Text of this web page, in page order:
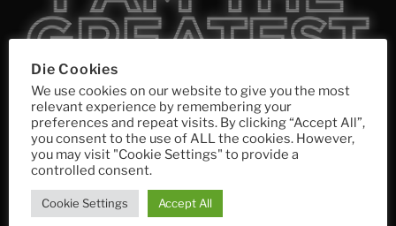
Unter der Regie von Nicolai Zeitler und
Marlene Bischof lässtCarlo SchmittLenny
lebendig werden. Lenny träumt sich an die
Seite von Mo – Popstar, Idol, große Liebe. In
seiner Fantasie werden sie ein Paar. Und
Die Cookies
We use cookies on our website to give you the most
relevant experience by remembering your
preferences and repeat visits. By clicking “Accept All”,
you consent to the use of ALL the cookies. However,
you may visit "Cookie Settings" to provide a
controlled consent.
Cookie Settings Accept All